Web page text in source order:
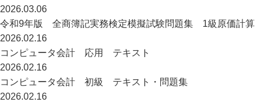
会社案内
採用情報
よくあるご質問・お問い合わせ
サイトポリシー
個人情報・特定個人情報の取り扱い
教科書採択の公正確保に関する基本方針
2026.03.06
令和9年版 全商簿記実務検定模擬試験問題集 1級原価計算
2026.02.16
コンピュータ会計 応用 テキスト
2026.02.16
コンピュータ会計 初級 テキスト・問題集
2026.02.16